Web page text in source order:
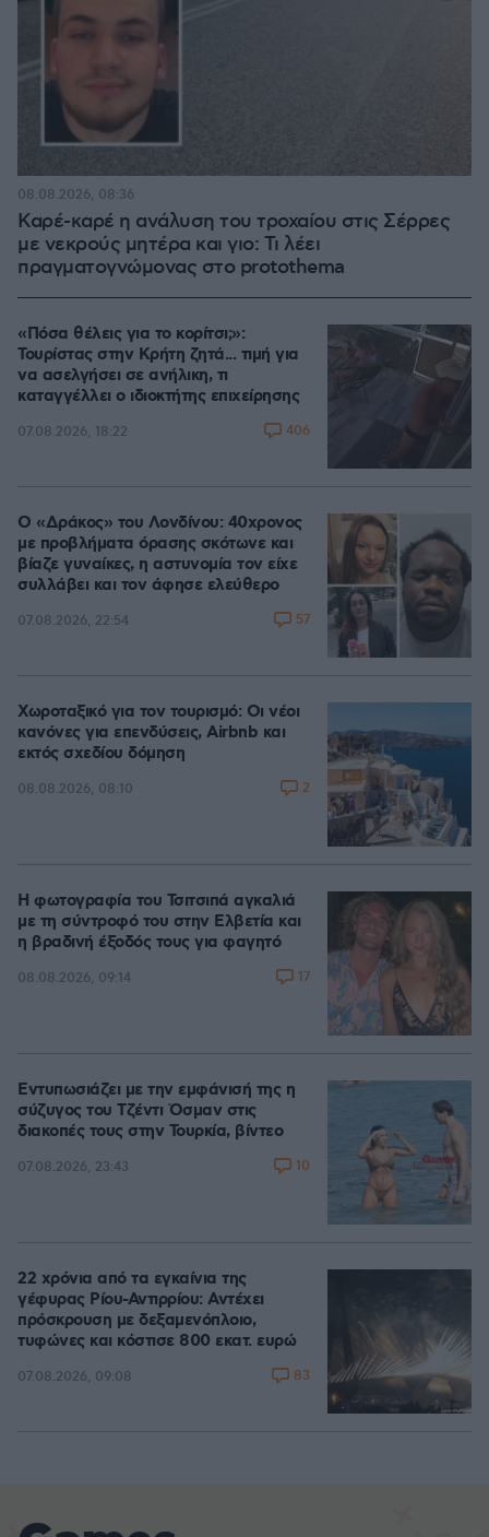
Καρέ-καρέ η ανάλυση του τροχαίου στις Σέρρες
με νεκρούς μητέρα και γιο: Τι λέει
πραγματογνώμονας στο protothema
08.08.2026, 08:36
«Πόσα θέλεις για το κορίτσι;»:
Τουρίστας στην Κρήτη ζητά... τιμή για
να ασελγήσει σε ανήλικη, τι
καταγγέλλει ο ιδιοκτήτης επιχείρησης
07.08.2026, 18:22 406
Ο «Δράκος» του Λονδίνου: 40χρονος
με προβλήματα όρασης σκότωνε και
βίαζε γυναίκες, η αστυνομία τον είχε
συλλάβει και τον άφησε ελεύθερο
07.08.2026, 22:54 57
Χωροταξικό για τον τουρισμό: Οι νέοι
κανόνες για επενδύσεις, Airbnb και
εκτός σχεδίου δόμηση
08.08.2026, 08:10 2
Η φωτογραφία του Τσιτσιπά αγκαλιά
με τη σύντροφό του στην Ελβετία και
η βραδινή έξοδός τους για φαγητό
08.08.2026, 09:14 17
Εντυπωσιάζει με την εμφάνισή της η
σύζυγος του Τζέντι Όσμαν στις
διακοπές τους στην Τουρκία, βίντεο
07.08.2026, 23:43 10
22 χρόνια από τα εγκαίνια της
γέφυρας Ρίου-Αντιρρίου: Αντέχει
πρόσκρουση με δεξαμενόπλοιο,
τυφώνες και κόστισε 800 εκατ. ευρώ
07.08.2026, 09:08 83